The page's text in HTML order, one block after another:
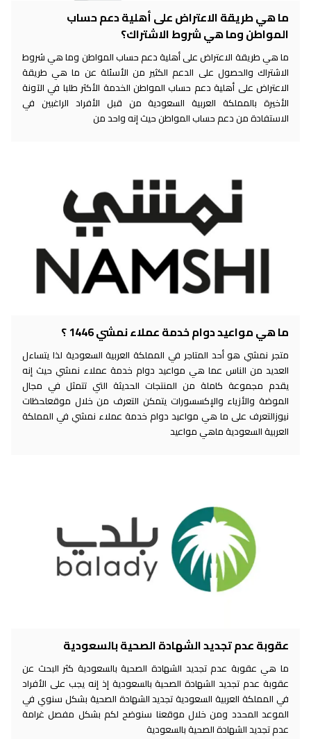
ما هي طريقة الاعتراض على أهلية دعم حساب
المواطن وما هي شروط الاشتراك؟
ما هي طريقة الاعتراض على أهلية دعم حساب المواطن وما هي شروط
الاشتراك والحصول على الدعم الكثير من الأسئلة عن ما هي طريقة
الاعتراض على أهلية دعم حساب المواطن الخدمة الأكثر طلبا في الآونة
الأخيرة بالمملكة العربية السعودية من قبل الأفراد الراغبين في
الاستفادة من دعم حساب المواطن حيث إنه واحد من
ما هي مواعيد دوام خدمة عملاء نمشي 1446 ؟
متجر نمشي هو أحد المتاجر في المملكة العربية السعودية لذا يتساءل
العديد من الناس عما هي مواعيد دوام خدمة عملاء نمشي حيث إنه
يقدم مجموعة كاملة من المنتجات الحديثة التي تتمثل في مجال
الموضة والأزياء والإكسسورات يتمكن التعرف من خلال موقعلحظات
نيوزالتعرف على ما هي مواعيد دوام خدمة عملاء نمشي في المملكة
العربية السعودية ماهي مواعيد
عقوبة عدم تجديد الشهادة الصحية بالسعودية
ما هي عقوبة عدم تجديد الشهادة الصحية بالسعودية كثر البحث عن
عقوبة عدم تجديد الشهادة الصحية بالسعودية إذ إنه يجب على الأفراد
في المملكة العربية السعودية تجديد الشهادة الصحية بشكل سنوي في
الموعد المحدد ومن خلال موقعنا سنوضح لكم بشكل مفصل غرامة
عدم تجديد الشهادة الصحية بالسعودية